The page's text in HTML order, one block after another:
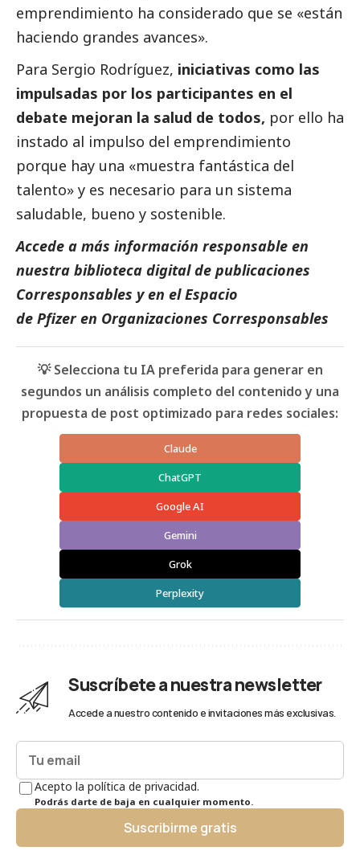
emprendimiento ha considerado que se «están
haciendo grandes avances».
Para Sergio Rodríguez, iniciativas como las
impulsadas por los participantes en el
debate mejoran la salud de todos, por ello ha
instado al impulso del emprendimiento
porque hay una «muestra fantástica del
talento» y es necesario para un sistema
saludable, bueno y sostenible.
Accede a más información responsable en
nuestra biblioteca digital de publicaciones
Corresponsables y en el Espacio
de Pfizer en Organizaciones Corresponsables
💡 Selecciona tu IA preferida para generar en
segundos un análisis completo del contenido y una
propuesta de post optimizado para redes sociales:
Claude
ChatGPT
Google AI
Gemini
Grok
Perplexity
Suscríbete a nuestra newsletter
Accede a nuestro contenido e invitaciones más exclusivas.
Acepto la política de privacidad.
Podrás darte de baja en cualquier momento.
Suscribirme gratis